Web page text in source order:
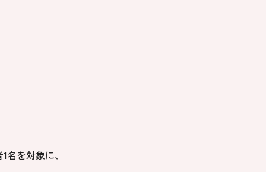
を対象に、